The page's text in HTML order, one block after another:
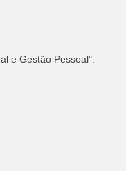
e Gestão Pessoal".